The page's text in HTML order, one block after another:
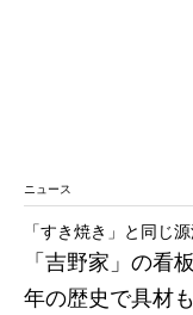
ニュース
「吉野家」の
年の歴史で具材
「すき焼き」と同じ源